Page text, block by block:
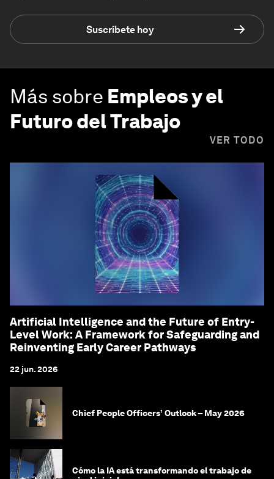
Suscríbete hoy
Más sobre Empleos y el
Futuro del Trabajo
VER TODO
Artificial Intelligence and the Future of Entry-
Level Work: A Framework for Safeguarding and
Reinventing Early Career Pathways
22 jun. 2026
Chief People Officers’ Outlook – May 2026
Cómo la IA está transformando el trabajo de